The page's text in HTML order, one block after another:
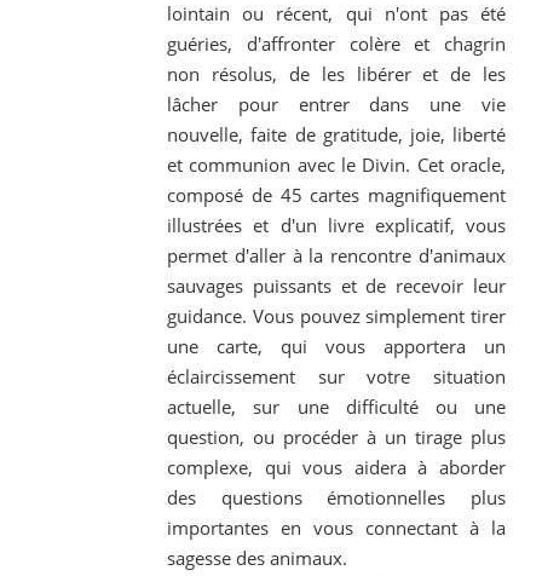
lointain ou récent, qui n'ont pas été
guéries, d'affronter colère et chagrin
non résolus, de les libérer et de les
lâcher pour entrer dans une vie
nouvelle, faite de gratitude, joie, liberté
et communion avec le Divin. Cet oracle,
composé de 45 cartes magnifiquement
illustrées et d'un livre explicatif, vous
permet d'aller à la rencontre d'animaux
sauvages puissants et de recevoir leur
guidance. Vous pouvez simplement tirer
une carte, qui vous apportera un
éclaircissement sur votre situation
actuelle, sur une difficulté ou une
question, ou procéder à un tirage plus
complexe, qui vous aidera à aborder
des questions émotionnelles plus
importantes en vous connectant à la
sagesse des animaux.